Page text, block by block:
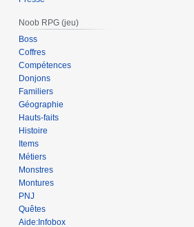
Noob RPG (jeu)
Boss
Coffres
Compétences
Donjons
Familiers
Géographie
Hauts-faits
Histoire
Items
Métiers
Monstres
Montures
PNJ
Quêtes
Aide:Infobox